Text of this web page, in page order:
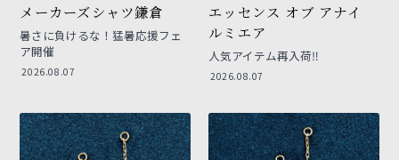
メーカーズシャツ鎌倉
暑さに負けるな！猛暑応援フェ
ア開催
2026.08.07
エッセンス オブ アナイ
ルミエア
人気アイテム再入荷‼︎
2026.08.07